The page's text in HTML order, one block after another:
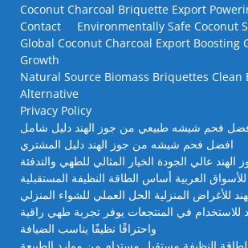
Coconut Charcoal Briquette Export
Contact
Environmentally Safe Coconut
Global Coconut Charcoal Export Boosting
Growth
Natural Source Biomass Briquettes Clean
Alternative
Privacy Policy
فحم شيشه طبيعي من جوز الهند دليل شامل
افضل فحم شيشه من جوز الهند دليل المشتري
الهند عالي الجودة الخيار المثالي للطهي والتدفئة
العربية أساس الطاقة النظيفة المستقبلية
للأغراض المنزلية الحل العملي للشواء المنزلي
للاستخدام في المنتجعات يوفر تجربة طهي راقية
واحتراقًا نظيفًا يناسب الضيافة